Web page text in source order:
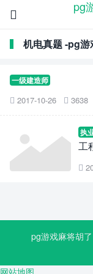
pg

机电真题 -pg游
一级建造师
 2017-10-26  3638
执
工

pg游戏麻将胡
网站地图